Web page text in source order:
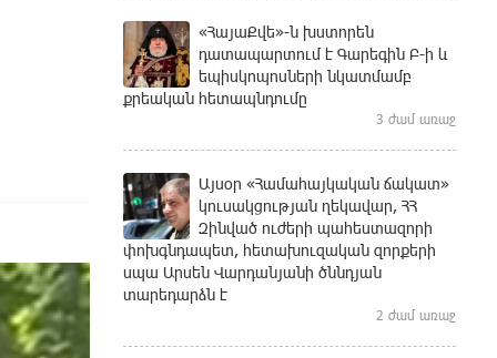
«ՀայաՔվե»-ն խստորեն
դատապարտում է Գարեգին Բ-ի և
եպիսկոպոսների նկատմամբ
քրեական հետապնդումը
3 ժամ առաջ
Այսօր «Համահայկական ճակատ»
կուսակցության ղեկավար, ՀՀ
Զինված ուժերի պահեստազորի
փոխգնդապետ, հետախուզական զորքերի
սպա Արսեն Վարդանյանի ծննդյան
տարեդարձն է
2 ժամ առաջ